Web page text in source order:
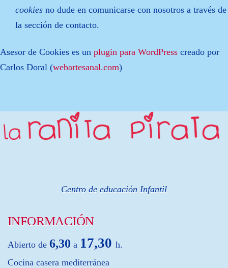
cookiesno dude en comunicarse con nosotros a través de
la sección de contacto.
Asesor de Cookies es un plugin para WordPress creado por
Carlos Doral (webartesanal.com)
Centro de educación Infantil
INFORMACIÓN
Abierto de 6,30 a 17,30 h.
Cocina casera mediterránea